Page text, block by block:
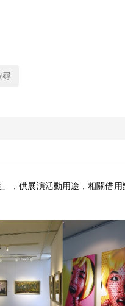
尋
，供展演活動用途，相關借